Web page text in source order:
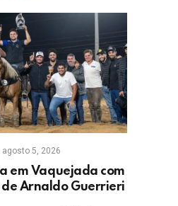
agosto 5, 2026
em Vaquejada com
de Arnaldo Guerrieri